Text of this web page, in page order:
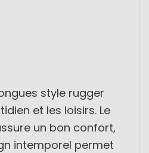
style rugger
et les loisirs. Le
un bon confort,
intemporel permet